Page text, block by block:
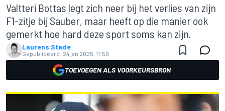
Valtteri Bottas legt zich neer bij het verlies van zijn
F1-zitje bij Sauber, maar heeft op die manier ook
gemerkt hoe hard deze sport soms kan zijn.
Laurens Stade
Gepubliceerd: 24 jan 2025, 11:59
TOEVOEGEN ALS VOORKEURSBRON